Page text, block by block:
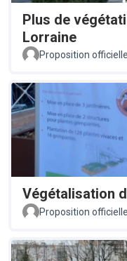
Plus de
Lorraine
Proposition officielle
Végétalisation
Proposition officielle